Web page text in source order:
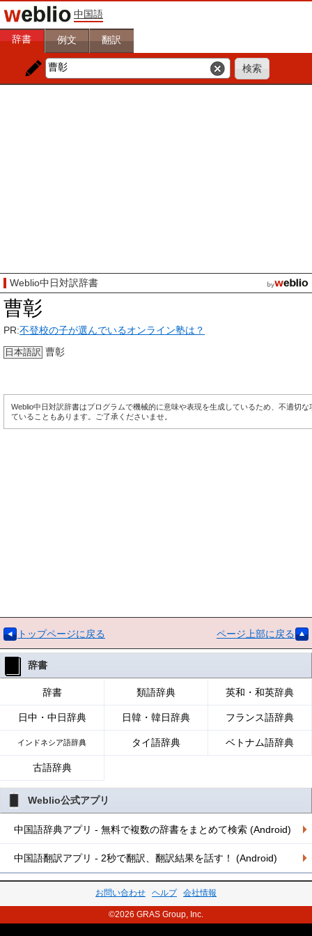
中国語
辞書 例文 翻訳
Weblio中日対訳辞書
曹彰
PR:不登校の子が選んでいるオンライン塾は？
日本語訳 曹彰
Weblio中日対訳辞書はプログラムで機械的に意味や表現を生成しているため、不適切な
ていることもあります。ご了承くださいませ。
トップページに戻る ページ上部に戻る
辞書
辞書 類語辞典 英和・和英辞典
日中・中日辞典 日韓・韓日辞典 フランス語辞典
インドネシア語辞典 タイ語辞典 ベトナム語辞典
古語辞典
Weblio公式アプリ
中国語辞典アプリ - 無料で複数の辞書をまとめて検索 (Android)
中国語翻訳アプリ - 2秒で翻訳、翻訳結果を話す！ (Android)
お問い合わせ ヘルプ 会社情報
©2026 GRAS Group, Inc.